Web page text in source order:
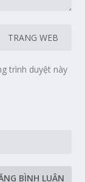
trình duyệt này